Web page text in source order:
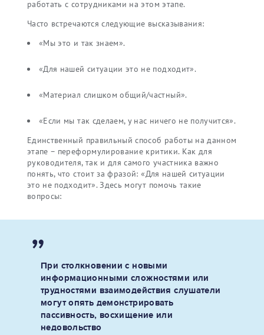
работать с сотрудниками на этом этапе.
Часто встречаются следующие высказывания:
«Мы это и так знаем».
«Для нашей ситуации это не подходит».
«Материал слишком общий/частный».
«Если мы так сделаем, у нас ничего не получится».
Единственный правильный способ работы на данном
этапе – переформулирование критики. Как для
руководителя, так и для самого участника важно
понять, что стоит за фразой: «Для нашей ситуации
это не подходит». Здесь могут помочь такие
вопросы:
При столкновении с новыми
информационными сложностями или
трудностями взаимодействия слушатели
могут опять демонстрировать
пассивность, восхищение или
недовольство